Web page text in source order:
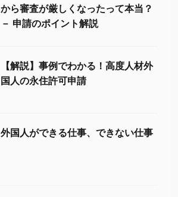
から審査が厳しくなったって本当？
－ 申請のポイント解説
【解説】事例でわかる！高度人材外
国人の永住許可申請
外国人ができる仕事、できない仕事